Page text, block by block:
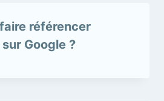
référencer
Google ?